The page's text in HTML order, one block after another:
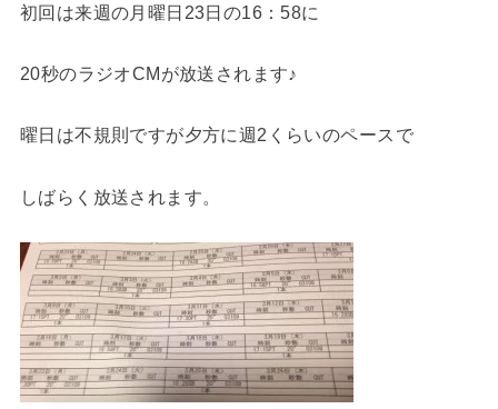
初回は来週の月曜日23日の16：58に
20秒のラジオCMが放送されます♪
曜日は不規則ですが夕方に週2くらいのペースで
しばらく放送されます。